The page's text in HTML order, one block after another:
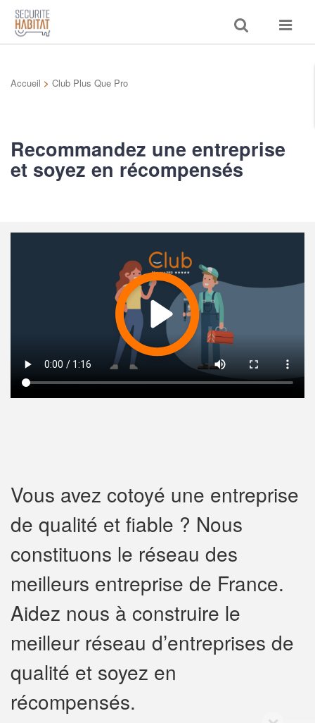
Toggle
search
Toggle
Accueil > Club Plus Que Pro
Recommandez une entreprise
et soyez en récompensés
Vous avez cotoyé une entreprise
de qualité et fiable ? Nous
constituons le réseau des
meilleurs entreprise de France.
Aidez nous à construire le
meilleur réseau d’entreprises de
qualité et soyez en
récompensés.